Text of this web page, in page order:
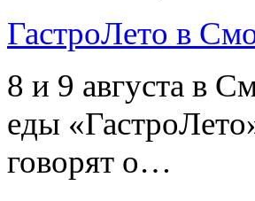
ГастроЛето в
8 и 9 августа в
еды
говорят о…